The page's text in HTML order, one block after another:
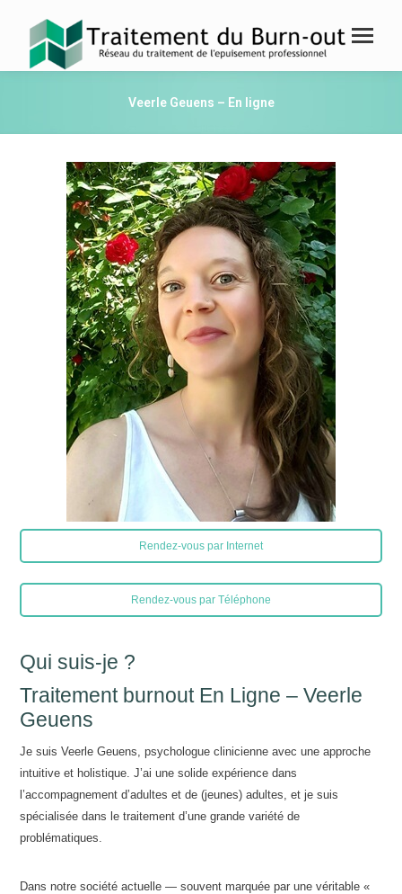
Veerle Geuens – En ligne
Qui suis-je ?
Traitement burnout En Ligne – Veerle
Geuens
Je suis Veerle Geuens, psychologue clinicienne avec une approche
intuitive et holistique. J’ai une solide expérience dans
l’accompagnement d’adultes et de (jeunes) adultes, et je suis
spécialisée dans le traitement d’une grande variété de
problématiques.
Dans notre société actuelle — souvent marquée par une véritable «
Rendez-vous par Internet
Rendez-vous par Téléphone